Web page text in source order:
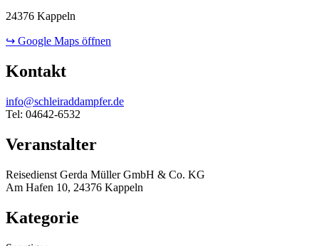
24376 Kappeln
↪ Google Maps öffnen
Kontakt
info@schleiraddampfer.de
Tel: 04642-6532
Veranstalter
Reisedienst Gerda Müller GmbH & Co. KG
Am Hafen 10, 24376 Kappeln
Kategorie